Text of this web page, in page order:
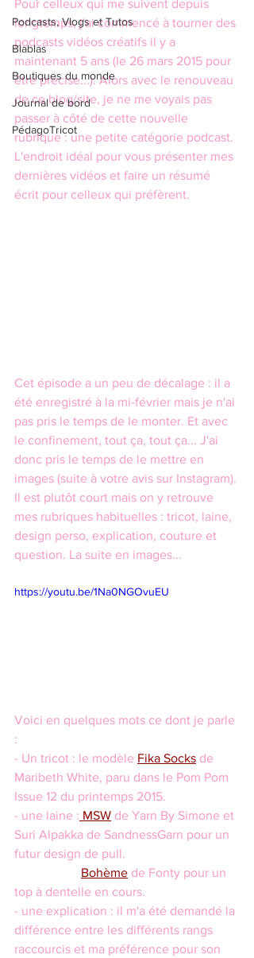
Podcasts, Vlogs et Tutos
Blablas
Boutiques du monde
Journal de bord
PédagoTricot
Pour celleux qui me suivent depuis
longtemps, j'ai commencé à tourner des
podcasts vidéos créatifs il y a
maintenant 5 ans (le 26 mars 2015 pour
être précise...). Alors avec le renouveau
de ce blog/site, je ne me voyais pas
passer à côté de cette nouvelle
rubrique : une petite catégorie podcast.
L'endroit idéal pour vous présenter mes
dernières vidéos et faire un résumé
écrit pour celleux qui préfèrent.
Cet épisode a un peu de décalage : il a
été enregistré à la mi-février mais je n'ai
pas pris le temps de le monter. Et avec
le confinement, tout ça, tout ça... J'ai
donc pris le temps de le mettre en
images (suite à votre avis sur Instagram).
Il est plutôt court mais on y retrouve
mes rubriques habituelles : tricot, laine,
design perso, explication, couture et
question. La suite en images...
https://youtu.be/1Na0NGOvuEU
Voici en quelques mots ce dont je parle
:
- Un tricot : le modèle Fika Socks de
Maribeth White, paru dans le Pom Pom
Issue 12 du printemps 2015.
- une laine : MSW de Yarn By Simone et
Suri Alpakka de SandnessGarn pour un
futur design de pull.
Bohème de Fonty pour un
top à dentelle en cours.
- une explication : il m'a été demandé la
différence entre les différents rangs
raccourcis et ma préférence pour son